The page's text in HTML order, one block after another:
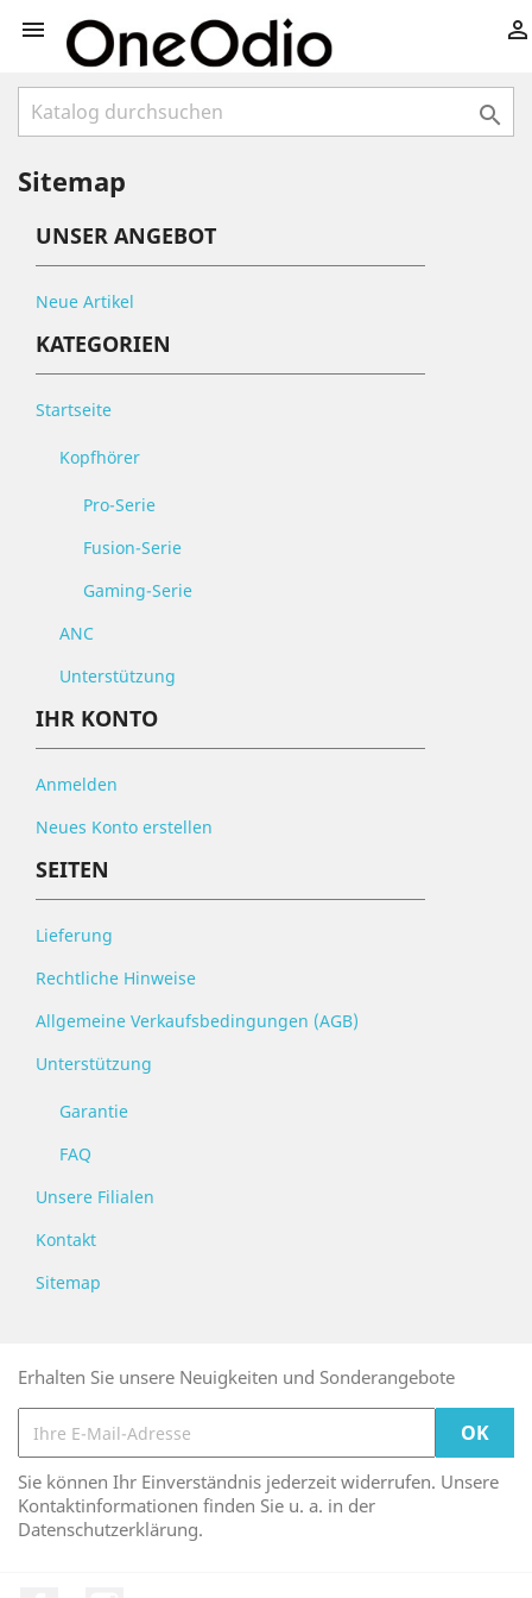
 

Sitemap
UNSER ANGEBOT
Neue Artikel
KATEGORIEN
Startseite
Kopfhörer
Pro-Serie
Fusion-Serie
Gaming-Serie
ANC
Unterstützung
IHR KONTO
Anmelden
Neues Konto erstellen
SEITEN
Lieferung
Rechtliche Hinweise
Allgemeine Verkaufsbedingungen (AGB)
Unterstützung
Garantie
FAQ
Unsere Filialen
Kontakt
Sitemap
Erhalten Sie unsere Neuigkeiten und Sonderangebote
Sie können Ihr Einverständnis jederzeit widerrufen. Unsere
Kontaktinformationen finden Sie u. a. in der
Datenschutzerklärung.